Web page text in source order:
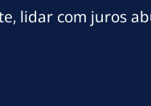
lidar com juros